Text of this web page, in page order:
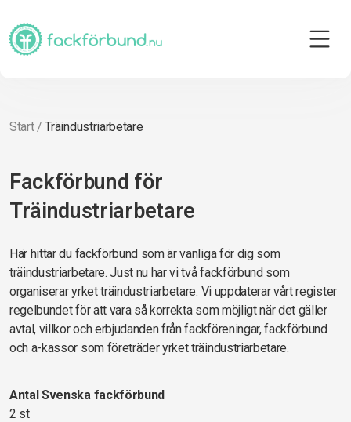
Start/Träindustriarbetare
Fackförbund för
Träindustriarbetare
Här hittar du fackförbund som är vanliga för dig som
träindustriarbetare. Just nu har vi två fackförbund som
organiserar yrket träindustriarbetare. Vi uppdaterar vårt register
regelbundet för att vara så korrekta som möjligt när det gäller
avtal, villkor och erbjudanden från fackföreningar, fackförbund
och a-kassor som företräder yrket träindustriarbetare.
Antal Svenska fackförbund
2 st